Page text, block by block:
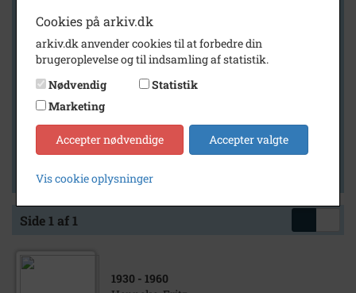
Generelt
Vis kun med billeder
Vis kun med filmklip
Vis kun med lydklip
Vis kun med kilder
Vis kun med geo-tag
Side 1 af 1
1930 - 1960
Cookies på arkiv.dk
arkiv.dk anvender cookies til at forbedre din
brugeroplevelse og til indsamling af statistik.
Nødvendig
Statistik
Marketing
Accepter nødvendige Accepter valgte
Vis cookie oplysninger